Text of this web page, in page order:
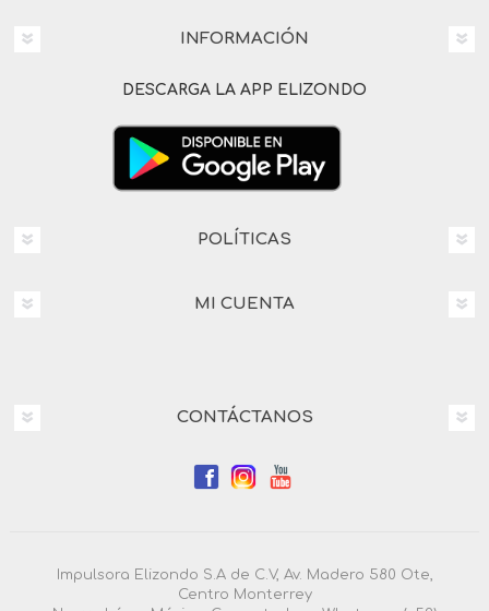
INFORMACIÓN
DESCARGA LA APP ELIZONDO
POLÍTICAS
MI CUENTA
CONTÁCTANOS
Impulsora Elizondo S.A de C.V, Av. Madero 580 Ote,
Centro Monterrey